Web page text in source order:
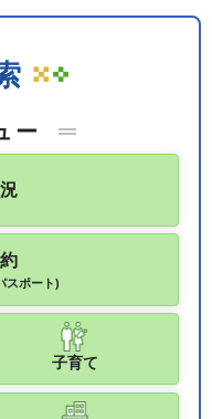
ー
スポート)
子育て